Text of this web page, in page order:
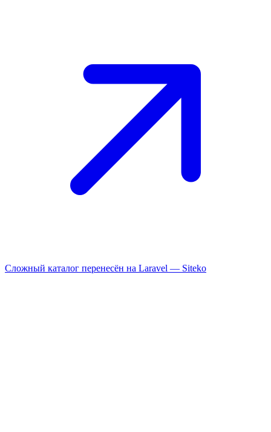
Сложный каталог перенесён на Laravel — Siteko